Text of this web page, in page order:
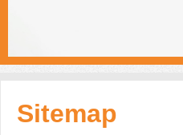
Sitemap